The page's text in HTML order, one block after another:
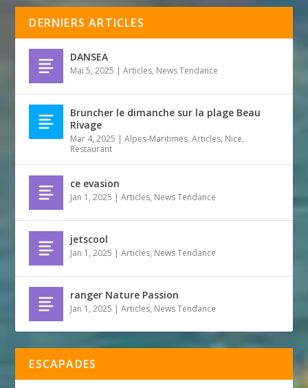
DERNIERS ARTICLES
DANSEA
Mai 5, 2025 |Articles, News Tendance
Bruncher le dimanche sur la plage Beau
Rivage
Mar 4, 2025 |Alpes-Maritimes,Articles, Nice,
Restaurant
ce evasion
Jan 1, 2025 |Articles, News Tendance
jetscool
Jan 1, 2025 |Articles, News Tendance
ranger Nature Passion
Jan 1, 2025 |Articles, News Tendance
ESCAPADES